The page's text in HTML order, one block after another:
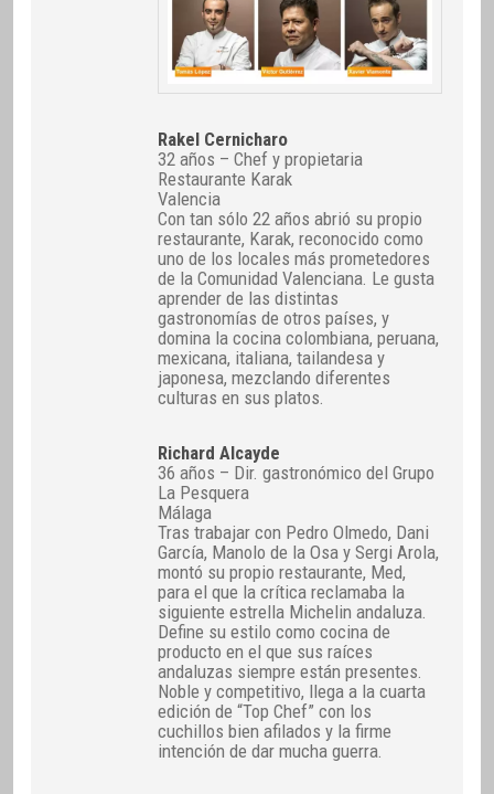
Rakel Cernicharo
32 años – Chef y propietaria
Restaurante Karak
Valencia
Con tan sólo 22 años abrió su propio
restaurante, Karak, reconocido como
uno de los locales más prometedores
de la Comunidad Valenciana. Le gusta
aprender de las distintas
gastronomías de otros países, y
domina la cocina colombiana, peruana,
mexicana, italiana, tailandesa y
japonesa, mezclando diferentes
culturas en sus platos.
Richard Alcayde
36 años – Dir. gastronómico del Grupo
La Pesquera
Málaga
Tras trabajar con Pedro Olmedo, Dani
García, Manolo de la Osa y Sergi Arola,
montó su propio restaurante, Med,
para el que la crítica reclamaba la
siguiente estrella Michelin andaluza.
Define su estilo como cocina de
producto en el que sus raíces
andaluzas siempre están presentes.
Noble y competitivo, llega a la cuarta
edición de “Top Chef” con los
cuchillos bien afilados y la firme
intención de dar mucha guerra.